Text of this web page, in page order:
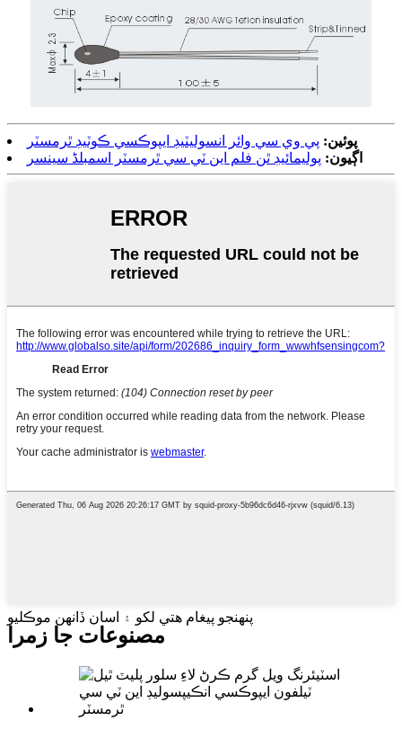
پوئين: پي وي سي وائر انسوليٽيڊ ايپوڪسي ڪوٽيڊ ٿرمسٽر
اڳيون: پوليمائيڊ ٿن فلم اين ٽي سي ٿرمسٽر اسمبلڈ سينسر
پنهنجو پيغام هتي لکو ۽ اسان ڏانهن موڪليو
مصنوعات جا زمرا